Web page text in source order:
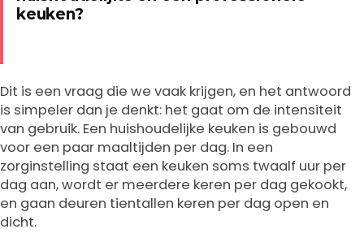
keuken?
Dit is een vraag die we vaak krijgen, en het antwoord
is simpeler dan je denkt: het gaat om de intensiteit
van gebruik. Een huishoudelijke keuken is gebouwd
voor een paar maaltijden per dag. In een
zorginstelling staat een keuken soms twaalf uur per
dag aan, wordt er meerdere keren per dag gekookt,
en gaan deuren tientallen keren per dag open en
dicht.